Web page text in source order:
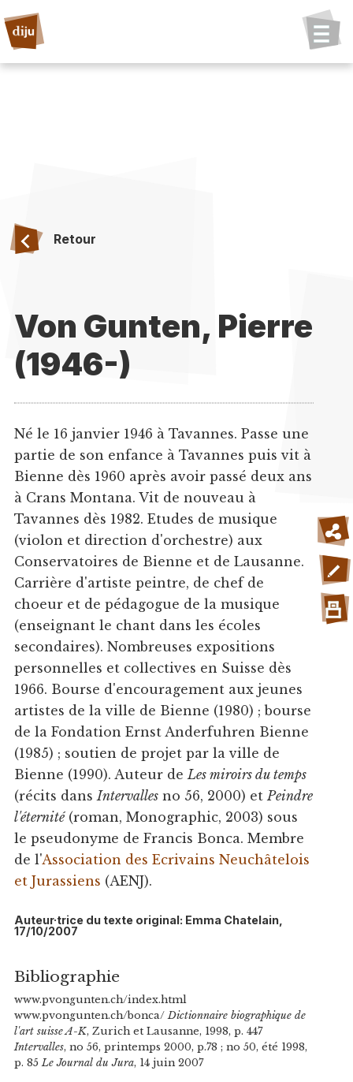
Retour
Von Gunten, Pierre
(1946-)
Né le 16 janvier 1946 à Tavannes. Passe une
partie de son enfance à Tavannes puis vit à
Bienne dès 1960 après avoir passé deux ans
à Crans Montana. Vit de nouveau à
Tavannes dès 1982. Etudes de musique
(violon et direction d'orchestre) aux
Conservatoires de Bienne et de Lausanne.
Carrière d'artiste peintre, de chef de
choeur et de pédagogue de la musique
(enseignant le chant dans les écoles
secondaires). Nombreuses expositions
personnelles et collectives en Suisse dès
1966. Bourse d'encouragement aux jeunes
artistes de la ville de Bienne (1980) ; bourse
de la Fondation Ernst Anderfuhren Bienne
(1985) ; soutien de projet par la ville de
Bienne (1990). Auteur deLes miroirs du temps
(récits dansIntervallesno 56, 2000) etPeindre
l'éternité(roman, Monographic, 2003) sous
le pseudonyme de Francis Bonca. Membre
de l'Association des Ecrivains Neuchâtelois
et Jurassiens (AENJ).
Auteur·trice du texte original: Emma Chatelain,
17/10/2007
Bibliographie
www.pvongunten.ch/index.html
www.pvongunten.ch/bonca/ Dictionnaire biographique de
l'art suisse A-K, Zurich et Lausanne, 1998, p. 447
Intervalles, no 56, printemps 2000, p.78 ; no 50, été 1998,
p. 85 Le Journal du Jura, 14 juin 2007